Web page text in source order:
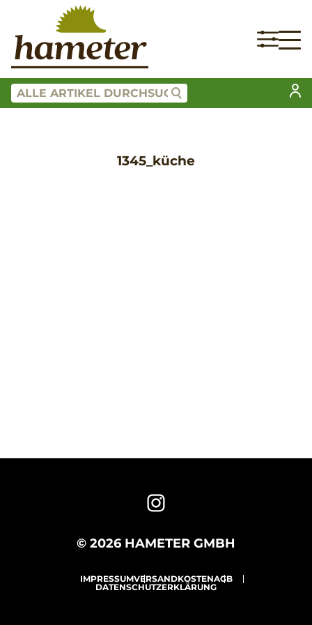
1345_küche
© 2026 HAMETER GMBH
IMPRESSUMVERSANDKOSTENAGB
DATENSCHUTZERKLÄRUNG